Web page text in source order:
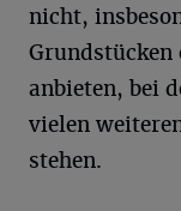
nicht,
Grundstücken
anbieten, bei
vielen
stehen.